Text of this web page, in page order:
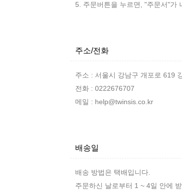
5. 주문버튼을 누르면, "주문서"가
주소/전화
주소 : 서울시 강남구 개포로 619
전화 : 0222676707
메일 : help@twinsis.co.kr
배송일
배송 방법은 택배입니다.
주문하신 날로부터 1 ~ 4일 안에